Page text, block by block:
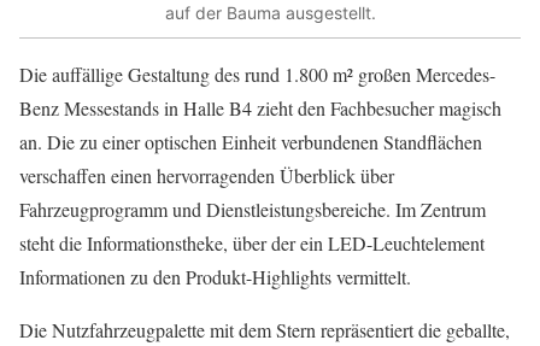
auf der Bauma ausgestellt.
Die auffällige Gestaltung des rund 1.800 m² großen Mercedes-
Benz Messestands in Halle B4 zieht den Fachbesucher magisch
an. Die zu einer optischen Einheit verbundenen Standflächen
verschaffen einen hervorragenden Überblick über
Fahrzeugprogramm und Dienstleistungsbereiche. Im Zentrum
steht die Informationstheke, über der ein LED-Leuchtelement
Informationen zu den Produkt-Highlights vermittelt.
Die Nutzfahrzeugpalette mit dem Stern repräsentiert die geballte,